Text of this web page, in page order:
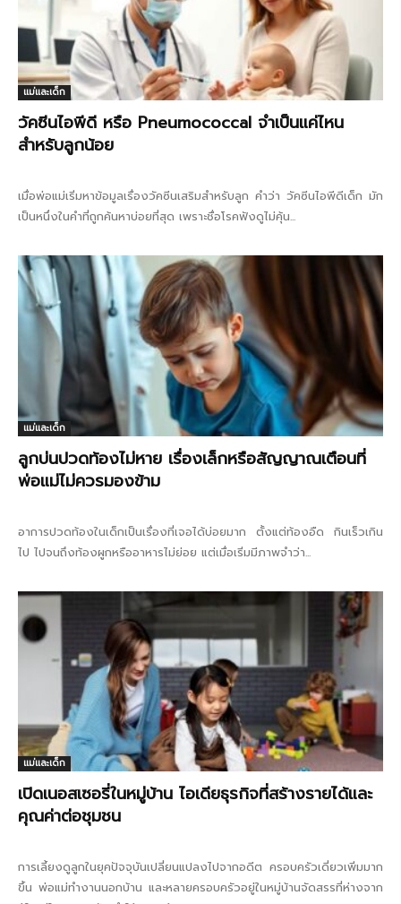
แม่และเด็ก
วัคซีนไอพีดี หรือ Pneumococcal จำเป็นแค่ไหน
สำหรับลูกน้อย
เมื่อพ่อแม่เริ่มหาข้อมูลเรื่องวัคซีนเสริมสำหรับลูก คำว่า วัคซีนไอพีดีเด็ก มัก
เป็นหนึ่งในคำที่ถูกค้นหาบ่อยที่สุด เพราะชื่อโรคฟังดูไม่คุ้น...
แม่และเด็ก
ลูกบ่นปวดท้องไม่หาย เรื่องเล็กหรือสัญญาณเตือนที่
พ่อแม่ไม่ควรมองข้าม
อาการปวดท้องในเด็กเป็นเรื่องที่เจอได้บ่อยมาก ตั้งแต่ท้องอืด กินเร็วเกิน
ไป ไปจนถึงท้องผูกหรืออาหารไม่ย่อย แต่เมื่อเริ่มมีภาพจำว่า...
แม่และเด็ก
เปิดเนอสเซอรี่ในหมู่บ้าน ไอเดียธุรกิจที่สร้างรายได้และ
คุณค่าต่อชุมชน
การเลี้ยงดูลูกในยุคปัจจุบันเปลี่ยนแปลงไปจากอดีต ครอบครัวเดี่ยวเพิ่มมาก
ขึ้น พ่อแม่ทำงานนอกบ้าน และหลายครอบครัวอยู่ในหมู่บ้านจัดสรรที่ห่างจาก